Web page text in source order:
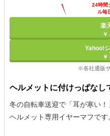
24時間
ル毎
楽
￥
Yahoo!
￥
※各社通販
ヘルメットに付けっぱなし
冬の自転車送迎で「耳が寒い
ヘルメット専用イヤーマフです